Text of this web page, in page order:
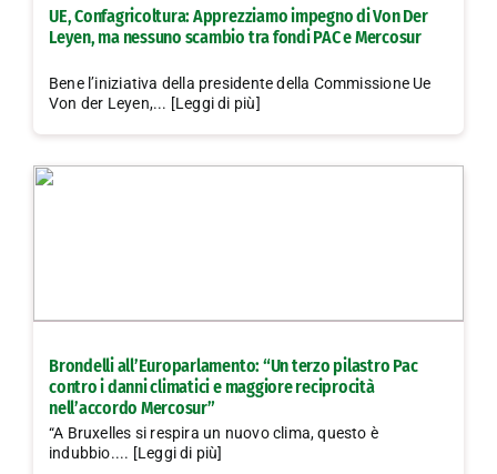
UE, Confagricoltura: Apprezziamo impegno di Von Der
Leyen, ma nessuno scambio tra fondi PAC e Mercosur
Bene l’iniziativa della presidente della Commissione Ue
Von der Leyen,... [Leggi di più]
Brondelli all’Europarlamento: “Un terzo pilastro Pac
contro i danni climatici e maggiore reciprocità
nell’accordo Mercosur”
“A Bruxelles si respira un nuovo clima, questo è
indubbio.... [Leggi di più]